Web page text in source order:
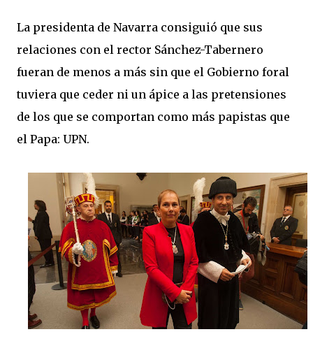
La presidenta de Navarra consiguió que sus
relaciones con el rector Sánchez-Tabernero
fueran de menos a más sin que el Gobierno foral
tuviera que ceder ni un ápice a las pretensiones
de los que se comportan como más papistas que
el Papa: UPN.